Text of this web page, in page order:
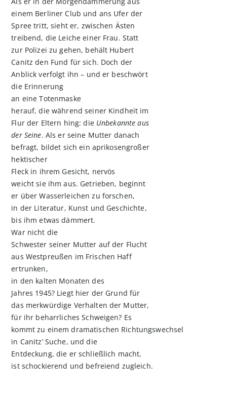
einem Berliner Club und ans Ufer der
Spree tritt, sieht er, zwischen Ästen
treibend, die Leiche einer Frau. Statt
zur Polizei zu gehen, behält Hubert
Canitz den Fund für sich. Doch der
Anblick verfolgt ihn – und er beschwört
die Erinnerung
an eine Totenmaske
herauf, die während seiner Kindheit im
Flur der Eltern hing: die Unbekannte aus
der Seine. Als er seine Mutter danach
befragt, bildet sich ein aprikosengroßer
hektischer
Fleck in ihrem Gesicht, nervös
weicht sie ihm aus. Getrieben, beginnt
er über Wasserleichen zu forschen,
in der Literatur, Kunst und Geschichte,
bis ihm etwas dämmert.
War nicht die
Schwester seiner Mutter auf der Flucht
aus Westpreußen im Frischen Haff
ertrunken,
in den kalten Monaten des
Jahres 1945? Liegt hier der Grund für
das merkwürdige Verhalten der Mutter,
für ihr beharrliches Schweigen? Es
kommt zu einem dramatischen Richtungswechsel
in Canitz’ Suche, und die
Entdeckung, die er schließlich macht,
ist schockierend und befreiend zugleich.